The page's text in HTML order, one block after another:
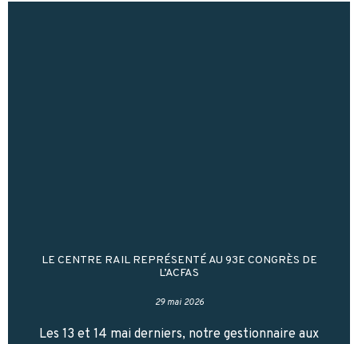
LE CENTRE RAIL REPRÉSENTÉ AU 93E CONGRÈS DE
L’ACFAS
29 mai 2026
Les 13 et 14 mai derniers, notre gestionnaire aux